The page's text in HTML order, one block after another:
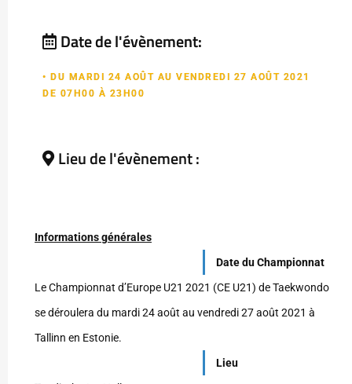
Date de l'évènement:
• DU MARDI 24 AOÛT AU VENDREDI 27 AOÛT 2021
DE 07H00 À 23H00
Lieu de l'évènement :
Informations générales
Date du Championnat
Le Championnat d’Europe U21 2021 (CE U21) de Taekwondo
se déroulera du mardi 24 août au vendredi 27 août 2021 à
Tallinn en Estonie.
Lieu